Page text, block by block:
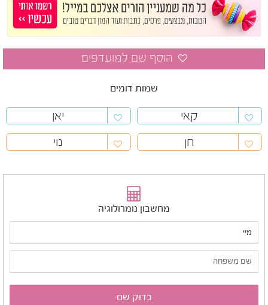
שמות דומים
קאי
יאן
חן
נוי
מחשבון נומרולוגיה